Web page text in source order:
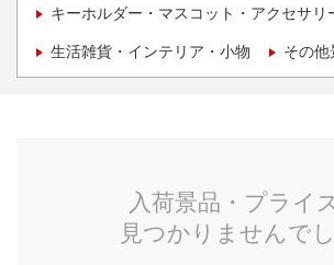
キーホルダー・マスコット・アクセサリ
生活雑貨・インテリア・小物 その他